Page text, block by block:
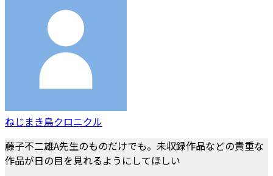
ねじまき鳥クロニクル
藤子不二雄A先生のものだけでも。未収録作品などの貴重な
作品が日の目を見れるようにしてほしい